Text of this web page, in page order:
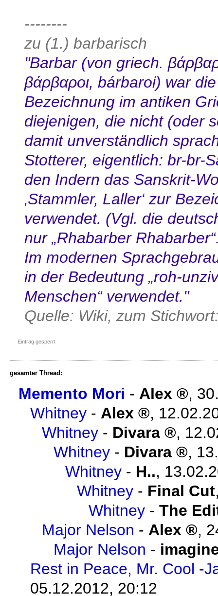
--------
zu (1.) barbarisch
"Barbar (von griech.
βάρβαροι, bárbaroi) war
Bezeichnung im antiken
diejenigen, die nicht (oder
damit unverständlich
Stotterer, eigentlich: br-br-
den Indern das Sanskrit-
‚Stammler, Laller‘ zur
verwendet. (Vgl. die
nur „Rhabarber
Im modernen
in der Bedeutung „roh-
Menschen“ verwendet."
Quelle: Wiki, zum
Eintrag gesperrt
gesamter Thread:
Memento Mori - Alex ,
Whitney - Alex ,
Whitney - Divara ,
Whitney - Divara ,
Whitney - H..,
Whitney - Final Cut
Whitney - The
Major Nelson - Alex ,
Major Nelson -
Rest in Peace, Mr. Cool -
05.12.2012, 20:12